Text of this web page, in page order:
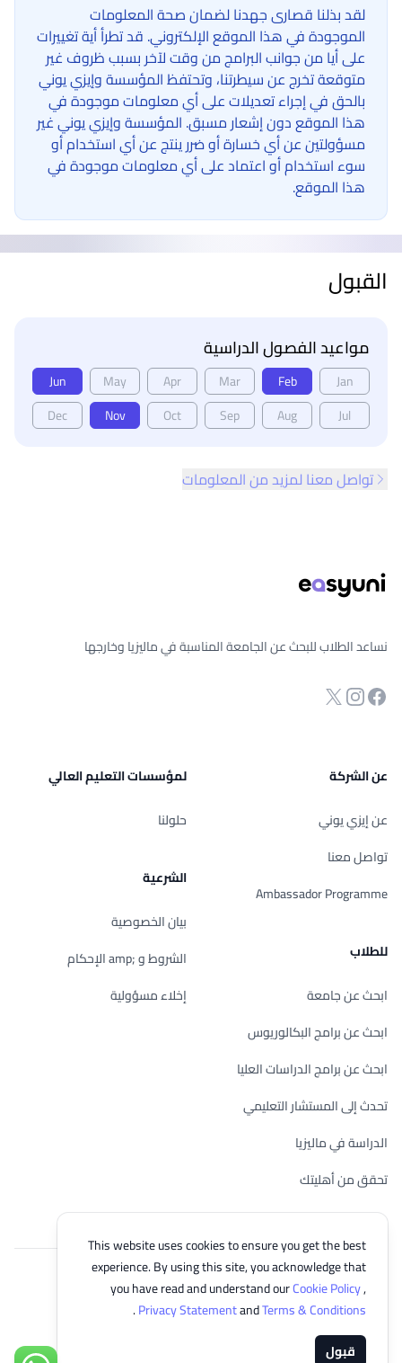
لقد بذلنا قصارى جهدنا لضمان صحة المعلومات
الموجودة في هذا الموقع الإلكتروني. قد تطرأ أية تغييرات
على أيا من جوانب البرامج من وقت لآخر بسبب ظروف غير
متوقعة تخرج عن سيطرتنا، وتحتفظ المؤسسة وإيزي يوني
بالحق في إجراء تعديلات على أي معلومات موجودة في
هذا الموقع دون إشعار مسبق. المؤسسة وإيزي يوني غير
مسؤولتين عن أي خسارة أو ضرر ينتج عن أي استخدام أو
سوء استخدام أو اعتماد على أي معلومات موجودة في
هذا الموقع.
القبول
مواعيد الفصول الدراسية
Jan
Feb
Mar
Apr
May
Jun
Jul
Aug
Sep
Oct
Nov
Dec
تواصل معنا لمزيد من المعلومات
This website uses cookies to ensure you get the best
experience. By using this site, you acknowledge that
you have read and understand ourCookie Policy,
Privacy StatementandTerms & Conditions
.
قبول
نساعد الطلاب للبحث عن الجامعة المناسبة في ماليزيا وخارجها
صفحة الفيسبوك
انستجرام
Twitter
عن الشركة
عن إيزي يوني
تواصل معنا
Ambassador Programme
للطلاب
ابحث عن جامعة
ابحث عن برامج البكالوريوس
ابحث عن برامج الدراسات العليا
تحدث إلى المستشار التعليمي
الدراسة في ماليزيا
تحقق من أهليتك
لمؤسسات التعليم العالي
حلولنا
الشرعية
بيان الخصوصية
الشروط و ;amp الإحكام
إخلاء مسؤولية
© 2026 EasyUni Sdn Bhd, company registration number 200801016907
(818200-P). All rights reserved.
Arabic